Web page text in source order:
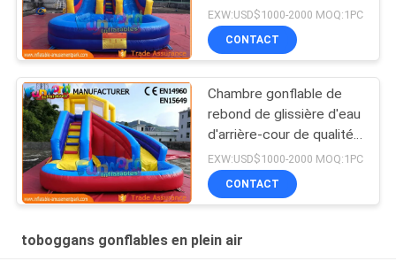
lac/piscine a adapté le
logo aux besoins du
client
EXW:USD$1000-2000 MOQ:1PC
CONTACT
Chambre gonflable de
rebond de glissière d'eau
d'arrière-cour de qualité
marchande pour des
enfants
EXW:USD$1000-2000 MOQ:1PC
CONTACT
toboggans gonflables en plein air